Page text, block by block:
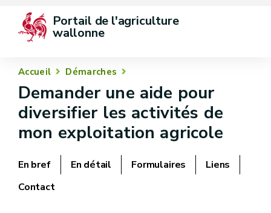
Portail de l'agriculture
wallonne
Accueil Démarches
Demander une aide pour
diversifier les activités de
mon exploitation agricole
En bref En détail Formulaires
Liens
Contact